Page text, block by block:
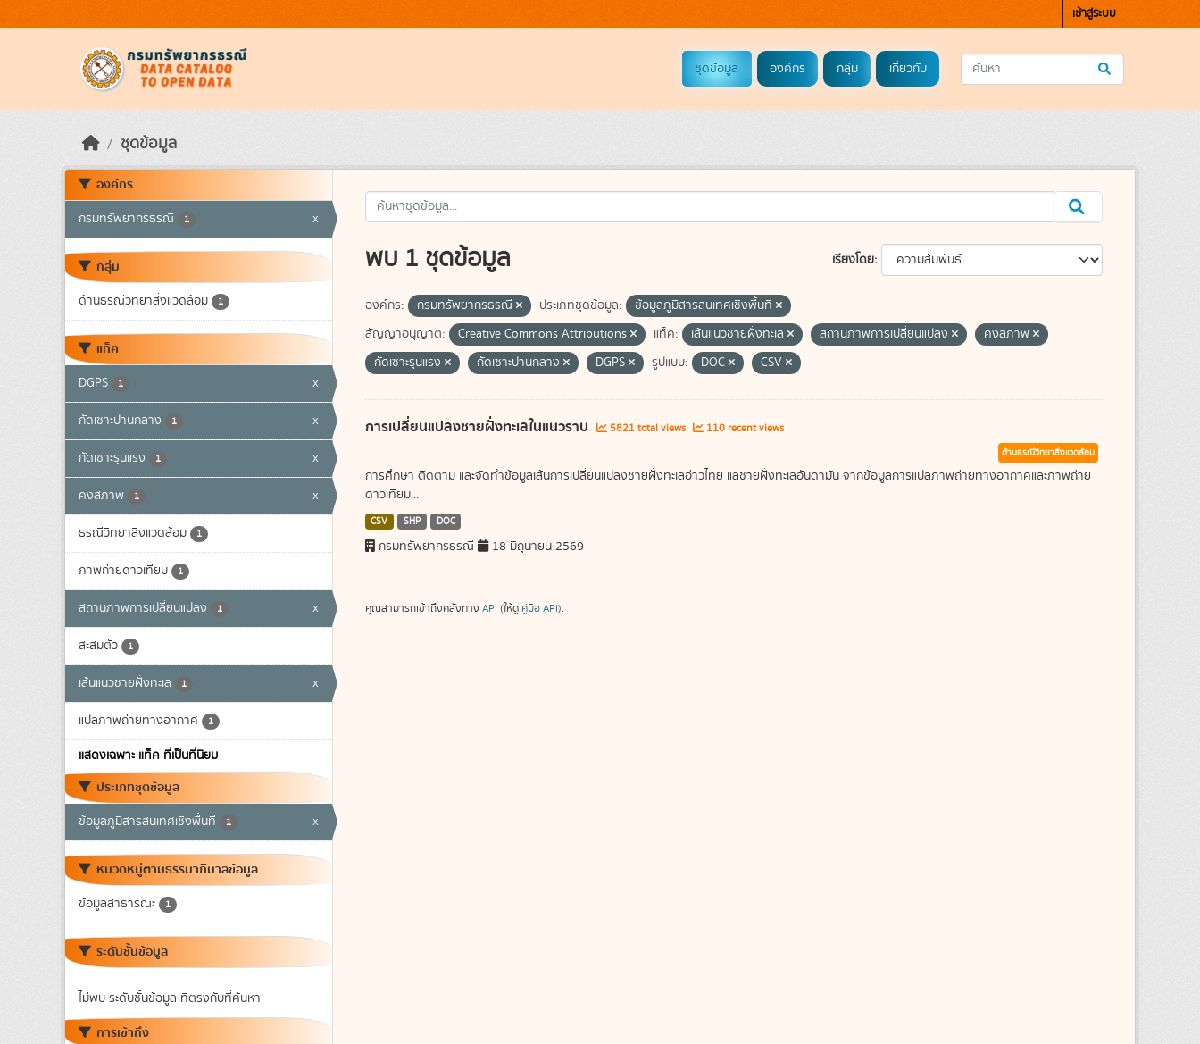
เข้าสู่ระบบ
ชุดข้อมูล องค์กร กลุ่ม เกี่ยวกับ
ชุดข้อมูล
องค์กร
กรมทรัพยากรธรณี 1 x
กลุ่ม
ด้านธรณีวิทยาสิ่งแวดล้อม 1
แท็ค
DGPS 1 x
กัดเซาะปานกลาง 1 x
กัดเซาะรุนแรง 1 x
คงสภาพ 1 x
ธรณีวิทยาสิ่งแวดล้อม 1
ภาพถ่ายดาวเทียม 1
สถานภาพการเปลี่ยนแปลง 1 x
สะสมตัว 1
เส้นแนวชายฝั่งทะเล 1 x
แปลภาพถ่ายทางอากาศ 1
แสดงเฉพาะ แท็ค ที่เป็นที่นิยม
ประเภทชุดข้อมูล
ข้อมูลภูมิสารสนเทศเชิงพื้นที่ 1 x
หมวดหมู่ตามธรรมาภิบาลข้อมูล
ข้อมูลสาธารณะ 1
ระดับชั้นข้อมูล
ไม่พบ ระดับชั้นข้อมูล ที่ตรงกับที่ค้นหา
การเข้าถึง
เรียงโดย
พบ 1 ชุดข้อมูล
องค์กร: กรมทรัพยากรธรณี ประเภทชุดข้อมูล:
ข้อมูลภูมิสารสนเทศเชิงพื้นที่
สัญญาอนุญาต:
Creative Commons Attributions แท็ค: เส้นแนวชายฝั่งทะเล สถานภาพการเปลี่ยนแปลง
คงสภาพ
กัดเซาะรุนแรง
กัดเซาะปานกลาง DGPS รูปแบบ: DOC CSV
การเปลี่ยนแปลงชายฝั่งทะเลในแนวราบ 5821 total views 110 recent views
ด้านธรณีวิทยาสิ่งแวดล้อม
การศึกษา ติดตาม และจัดทำข้อมูลเส้นการเปลี่ยนแปลงชายฝั่งทะเลอ่าวไทย แลชายฝั่งทะเลอันดามัน จากข้อมูลการแปลภาพถ่ายทางอากาศและภาพถ่าย
ดาวเทียม...
CSV SHP DOC
กรมทรัพยากรธรณี 18 มิถุนายน 2569
คุณสามารถเข้าถึงคลังทาง API (ให้ดู คู่มือ API).